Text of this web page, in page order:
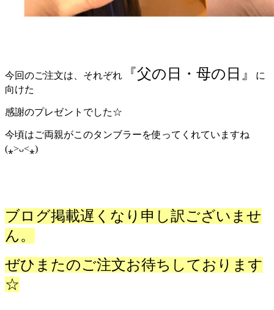
今回のご注文は、それぞれ 『父の日・母の日』
に
向けた
感謝のプレゼントでした☆
今頃はご両親がこのタンブラーを使ってくれていますね
(⁎˃ᴗ˂⁎)
ブログ掲載遅くなり申し訳ございませ
ん。
ぜひまたのご注文お待ちしております
☆